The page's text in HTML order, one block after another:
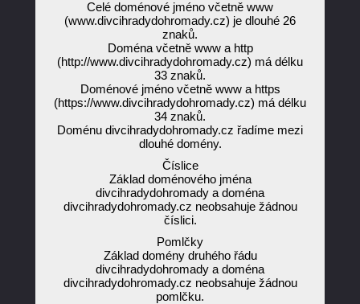
Celé doménové jméno včetně www
(www.divcihradydohromady.cz) je dlouhé 26
znaků.
Doména včetně www a http
(http://www.divcihradydohromady.cz) má délku
33 znaků.
Doménové jméno včetně www a https
(https://www.divcihradydohromady.cz) má délku
34 znaků.
Doménu divcihradydohromady.cz řadíme mezi
dlouhé domény.
Číslice
Základ doménového jména
divcihradydohromady a doména
divcihradydohromady.cz neobsahuje žádnou
číslici.
Pomlčky
Základ domény druhého řádu
divcihradydohromady a doména
divcihradydohromady.cz neobsahuje žádnou
pomlčku.